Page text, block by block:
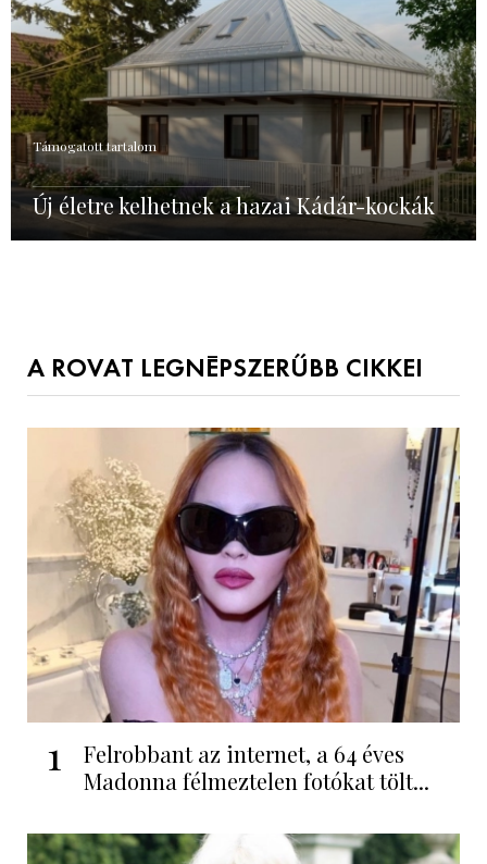
Támogatott tartalom
Új életre kelhetnek a hazai Kádár-kockák
A ROVAT LEGNÉPSZERŰBB CIKKEI
1
Felrobbant az internet, a 64 éves
Madonna félmeztelen fotókat tölt...